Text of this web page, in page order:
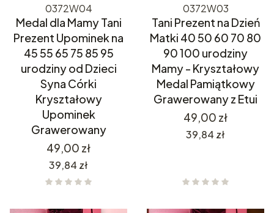
0372W04
Medal dla Mamy Tani
Prezent Upominek na
45 55 65 75 85 95
urodziny od Dzieci
Syna Córki
Kryształowy
Upominek
Grawerowany
Cena
49,00 zł
Cena
39,84 zł
0372W03
Tani Prezent na Dzień
Matki 40 50 60 70 80
90 100 urodziny
Mamy - Kryształowy
Medal Pamiątkowy
Grawerowany z Etui
Cena
49,00 zł
Cena
39,84 zł